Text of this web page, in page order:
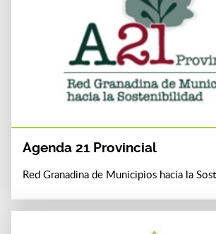
Agenda 21 Provincial
Red Granadina de Municipios hacia la